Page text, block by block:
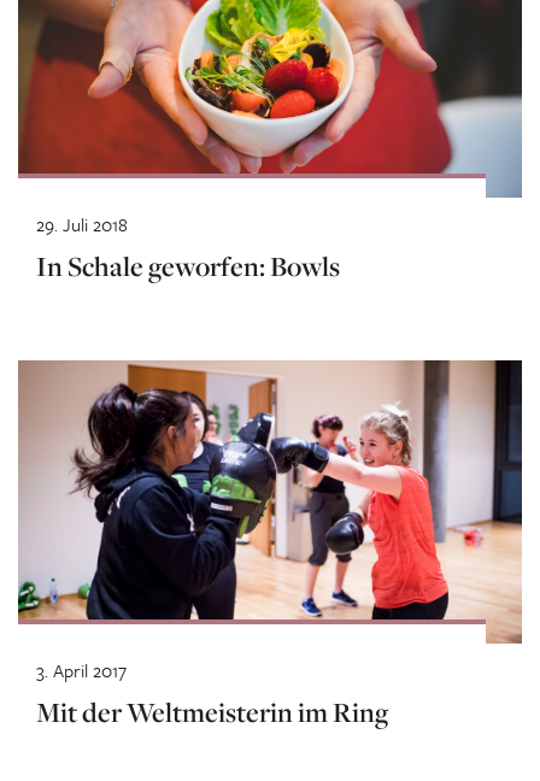
In Schale geworfen: Bowls
29. Juli 2018
Mit der Weltmeisterin im Ring
3. April 2017